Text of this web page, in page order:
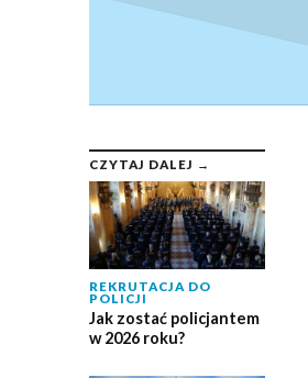
CZYTAJ DALEJ →
REKRUTACJA DO
POLICJI
Jak zostać policjantem
w 2026 roku?